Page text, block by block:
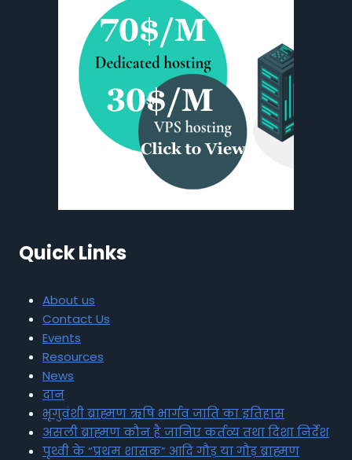
Quick Links
About us
Contact Us
Events
Resources
News
दान
भृगुवंशी ब्राह्मण ऋषि भार्गव जाति का इतिहास
असली ब्राह्मण कौन है जानिए कर्तव्य तथा दिशा निर्देश
पृथ्वी के “प्रथम शासक” आदि गौड़ या गौड़ ब्राह्मण